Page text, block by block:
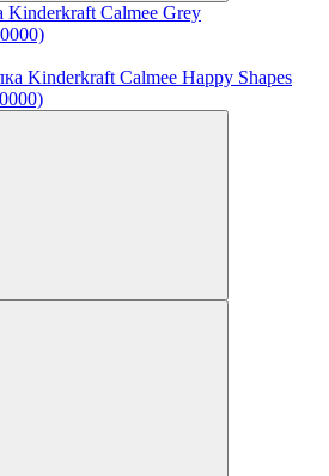
Kinderkraft Calmee Grey